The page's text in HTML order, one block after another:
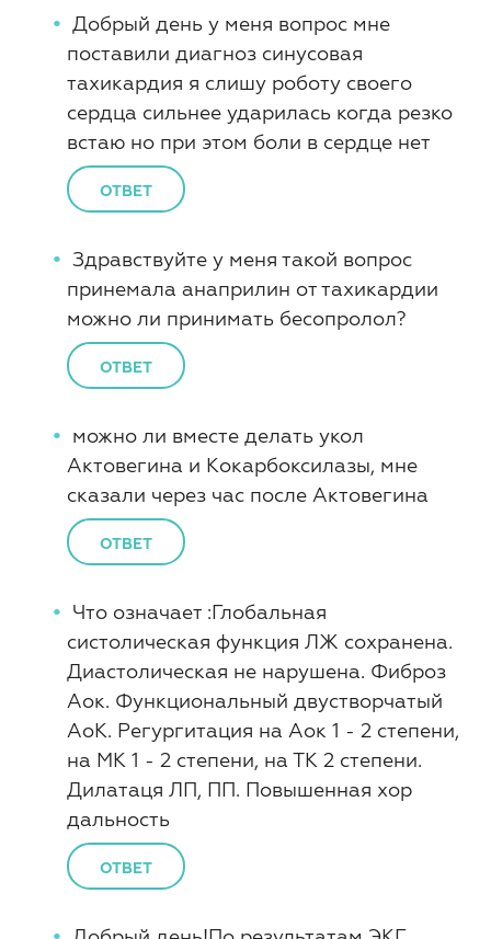
Добрый день у меня вопрос мне
поставили диагноз синусовая
тахикардия я слишу роботу своего
сердца сильнее ударилась когда резко
встаю но при этом боли в сердце нет
ОТВЕТ
Здравствуйте у меня такой вопрос
принемала анаприлин от тахикардии
можно ли принимать бесопролол?
ОТВЕТ
можно ли вместе делать укол
Актовегина и Кокарбоксилазы, мне
сказали через час после Актовегина
ОТВЕТ
Что означает :Глобальная
систолическая функция ЛЖ сохранена.
Диастолическая не нарушена. Фиброз
Аок. Функциональный двустворчатый
АоК. Регургитация на Аок 1 - 2 степени,
на МК 1 - 2 степени, на ТК 2 степени.
Дилатаця ЛП, ПП. Повышенная хор
дальность
ОТВЕТ